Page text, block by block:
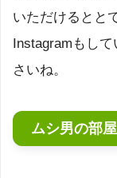
いただけるとと
Instagramもし
さいね。
ムシ男の部屋